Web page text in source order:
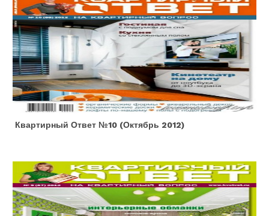
Квартирный Ответ №10 (октябрь 2012)